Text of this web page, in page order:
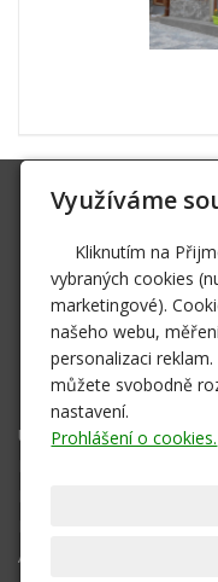
Bylinky Kamille,
11784539
info@bylinky-
www.bylinky-
224 253 729
FO zapsaná v ŽR
Úvod
Aktuality
Využíváme
Kliknutím na
vybraných cookies
marketingové).
našeho webu,
personalizaci
můžete svobodně
nastavení.
Prohlášení o cookies.